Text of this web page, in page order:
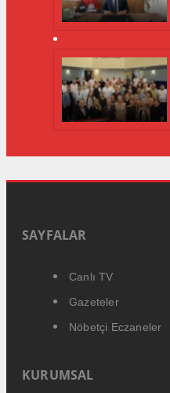
SAYFALAR
Canlı TV
Gazeteler
Nöbetçi Eczaneler
KURUMSAL